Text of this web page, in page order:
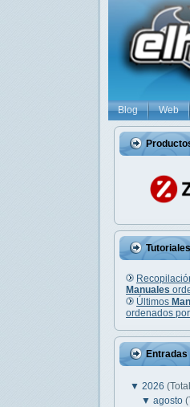
Blog Web
Manuales
Últimos
ordenados
Entradas
▼ 2026
▼agosto